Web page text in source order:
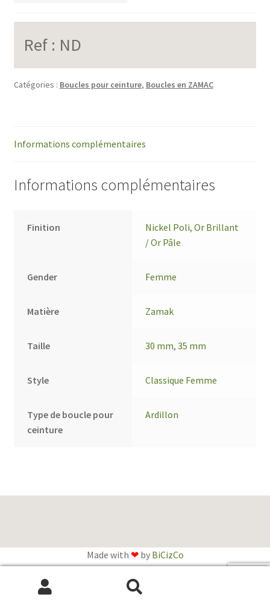
Ref : ND
Catégories : Boucles pour ceinture, Boucles en ZAMAC
Informations complémentaires
Informations complémentaires
Finition Nickel Poli,Or Brillant
/ Or Pâle
Gender Femme
Matière Zamak
Taille 30 mm,35 mm
Style Classique Femme
Type de boucle pour
ceinture
Ardillon
Recherche
Recherche
Made with ❤by BiCizCo
Anglais